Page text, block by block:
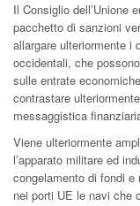
Il Consiglio dell’Unione
pacchetto di sanzioni
allargare ulteriormente i
occidentali, che
sulle entrate
contrastare
messaggistica
Viene ulteriormente
l’apparato militare ed
congelamento di fondi
nei porti UE le navi che